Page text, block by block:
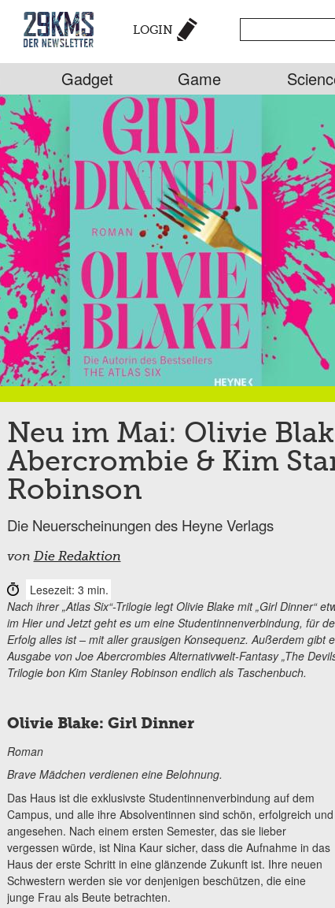
LOGIN
Gadget Game
Neu im Mai: Olivie
Abercrombie & Kim
Robinson
Die Neuerscheinungen des Heyne Verlags
von Die Redaktion
Lesezeit: 3 min.
Nach ihrer „Atlas Six“-Trilogie legt Olivie Blake mit „Girl Dinner“
im Hier und Jetzt geht es um eine Studentinnenverbindung, für
Erfolg alles ist – mit aller grausigen Konsequenz. Außerdem gibt
Ausgabe von Joe Abercrombies Alternativwelt-Fantasy „The
Trilogie bon Kim Stanley Robinson endlich als Taschenbuch.
Olivie Blake: Girl Dinner
Roman
Brave Mädchen verdienen eine Belohnung.
Das Haus ist die exklusivste Studentinnenverbindung auf dem
Campus, und alle ihre Absolventinnen sind schön, erfolgreich und
angesehen. Nach einem ersten Semester, das sie lieber
vergessen würde, ist Nina Kaur sicher, dass die Aufnahme in das
Haus der erste Schritt in eine glänzende Zukunft ist. Ihre neuen
Schwestern werden sie vor denjenigen beschützen, die eine
junge Frau als Beute betrachten.